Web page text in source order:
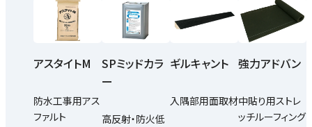
アスタイトM
防水工事用アス
ファルト
SPミッドカラ
ー
高反射・防火低
ギルキャント
入隅部用面取材
強力アドバン
中貼り用ストレ
ッチルーフィング